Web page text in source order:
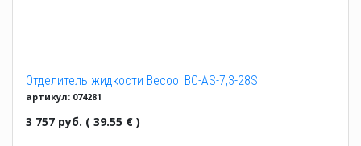
Отделитель жидкости Becool BC-AS-7,3-28S
артикул: 074281
3 757 руб. ( 39.55 € )